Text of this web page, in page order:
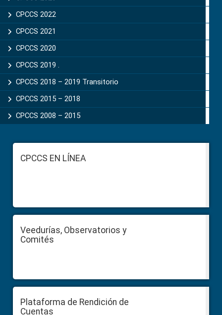
CPCCS 2022
CPCCS 2021
CPCCS 2020
CPCCS 2019 .
CPCCS 2018 – 2019 Transitorio
CPCCS 2015 – 2018
CPCCS 2008 – 2015
FooterCPCCS EN LÍNEA
Veedurías, Observatorios y
Comités
Plataforma de Rendición de
Cuentas